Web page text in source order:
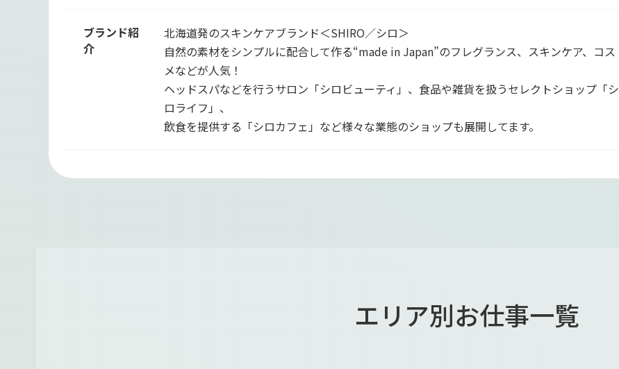
ブランド紹
介
北海道発のスキンケアブランド＜SHIRO／シロ＞
自然の素材をシンプルに配合して作る“made in Japan”のフレグランス、スキンケア、コス
メなどが人気！
ヘッドスパなどを行うサロン「シロビューティ」、食品や雑貨を扱うセレクトショップ「シ
ロライフ」、
飲食を提供する「シロカフェ」など様々な業態のショップも展開してます。
エリア別お仕事一覧